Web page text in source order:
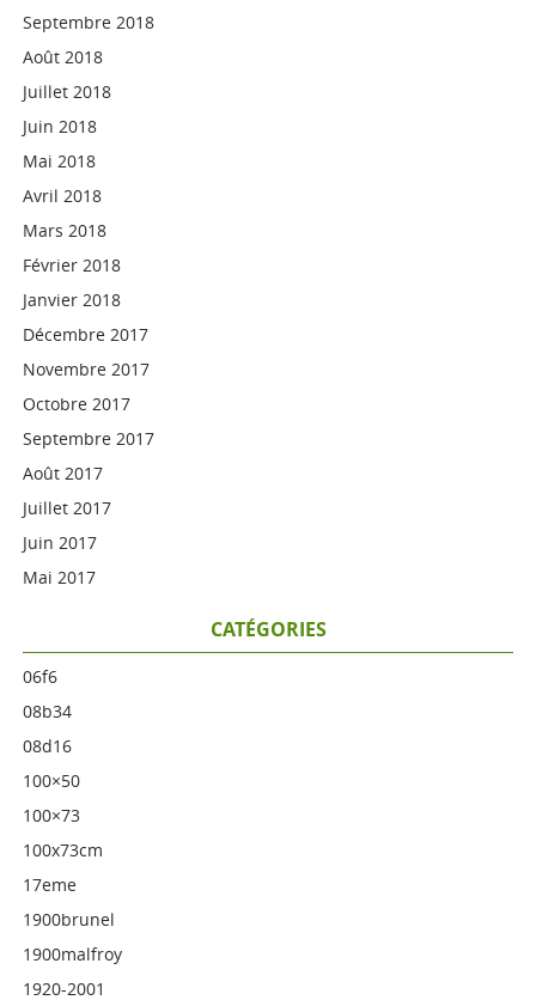
Septembre 2018
Août 2018
Juillet 2018
Juin 2018
Mai 2018
Avril 2018
Mars 2018
Février 2018
Janvier 2018
Décembre 2017
Novembre 2017
Octobre 2017
Septembre 2017
Août 2017
Juillet 2017
Juin 2017
Mai 2017
CATÉGORIES
06f6
08b34
08d16
100×50
100×73
100x73cm
17eme
1900brunel
1900malfroy
1920-2001